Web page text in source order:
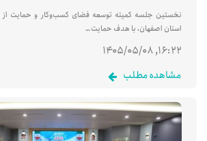
نخستین جلسه کمیته توسعه فضای کسب‌وکار و حمایت از
استان اصفهان، با هدف حمایت…
۱۶:۲۲, ۱۴۰۵/۰۵/۰۸
مشاهده مطلب